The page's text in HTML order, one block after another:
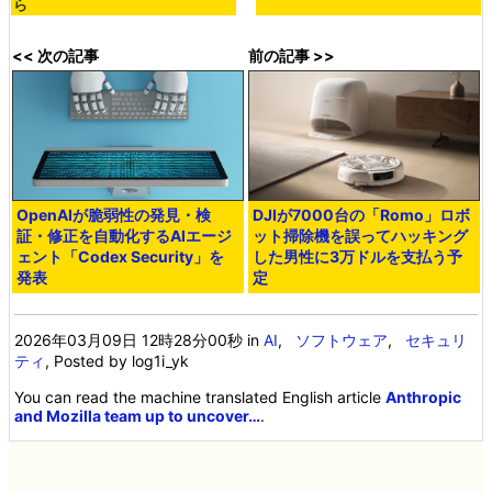
ら
<< 次の記事
OpenAIが脆弱性の発見・検
証・修正を自動化するAIエージ
ェント「Codex Security」を
発表
前の記事 >>
DJIが7000台の「Romo」ロボ
ット掃除機を誤ってハッキング
した男性に3万ドルを支払う予
定
2026年03月09日 12時28分00秒 inAI, ソフトウェア, セキュリ
ティ , Posted by log1i_yk
You can read the machine translated English articleAnthropic
and Mozilla team up to uncover….